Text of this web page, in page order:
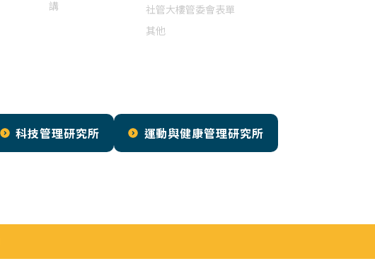
講
社管大樓管委會表單
其他
科技管理研究所 運動與健康管理研究所